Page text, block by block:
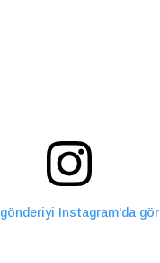
Instagram'da gör